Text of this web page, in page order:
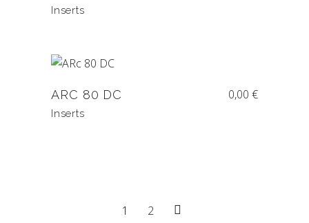
Inserts
ARC 80 DC 0,00 €
Inserts
1 2